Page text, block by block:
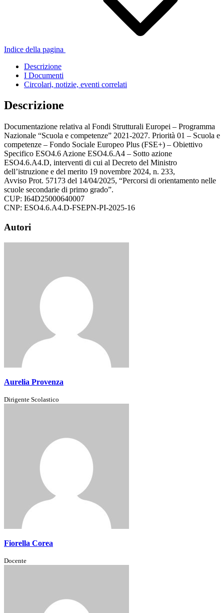
Indice della pagina
Descrizione
I Documenti
Circolari, notizie, eventi correlati
Descrizione
Documentazione relativa al Fondi Strutturali Europei – Programma
Nazionale “Scuola e competenze” 2021-2027. Priorità 01 – Scuola e
competenze – Fondo Sociale Europeo Plus (FSE+) – Obiettivo
Specifico ESO4.6 Azione ESO4.6.A4 – Sotto azione
ESO4.6.A4.D, interventi di cui al Decreto del Ministro
dell’istruzione e del merito 19 novembre 2024, n. 233,
Avviso Prot. 57173 del 14/04/2025, “Percorsi di orientamento nelle
scuole secondarie di primo grado”.
CUP: I64D25000640007
CNP: ESO4.6.A4.D-FSEPN-PI-2025-16
Autori
Aurelia Provenza
Dirigente Scolastico
Fiorella Corea
Docente